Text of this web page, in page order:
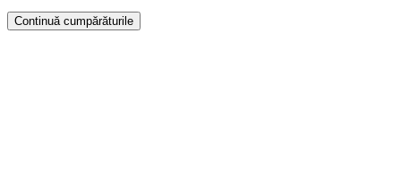
Continuă cumpărăturile